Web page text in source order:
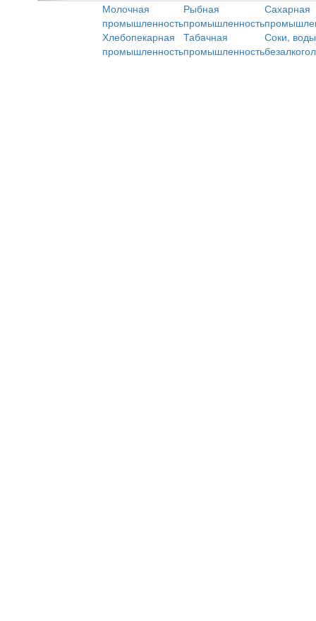
Молочная
промышленность
Рыбная
промышленность
Сахарная
Хлебопекарная
промышленность
Табачная
промышленность
Соки,